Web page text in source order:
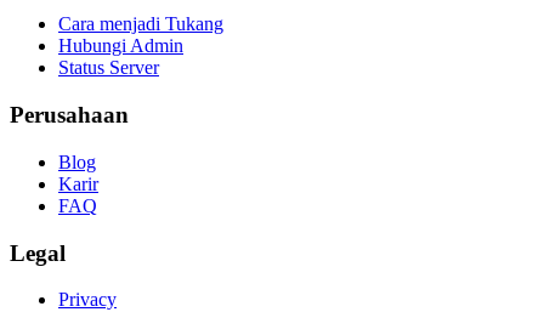
Cara menjadi Tukang
Hubungi Admin
Status Server
Perusahaan
Blog
Karir
FAQ
Legal
Privacy